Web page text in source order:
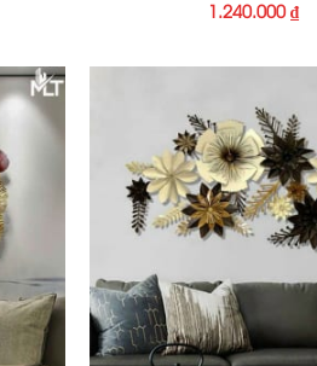
1.240.000₫